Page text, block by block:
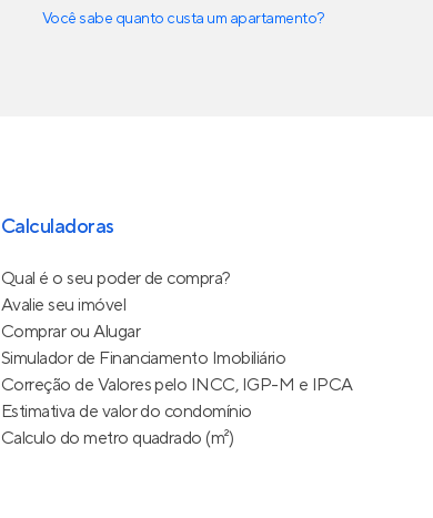
Você sabe quanto custa um apartamento?
Calculadoras
Qual é o seu poder de compra?
Avalie seu imóvel
Comprar ou Alugar
Simulador de Financiamento Imobiliário
Correção de Valores pelo INCC, IGP-M e IPCA
Estimativa de valor do condomínio
Calculo do metro quadrado (m²)